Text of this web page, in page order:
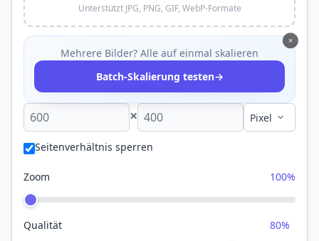
Unterstützt JPG, PNG, GIF, WebP-Formate
×
Mehrere Bilder? Alle auf einmal skalieren
Batch-Skalierung testen→
×
Seitenverhältnis sperren
Zoom 100%
Qualität 80%